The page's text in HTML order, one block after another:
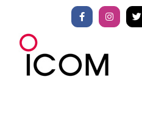
springen
FacebookInstagram
X